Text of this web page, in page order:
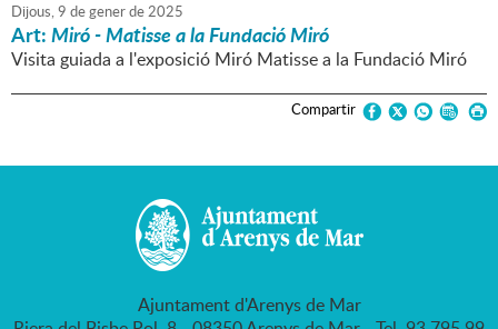
Dijous,9 degenerde2025
Art:Miró - Matisse a la Fundació Miró
Visita guiada a l'exposició Miró Matisse a la Fundació Miró
Compartir
Ajuntament d'Arenys de Mar